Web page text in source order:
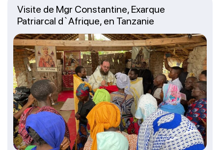
Visite de Mgr Constantine, Exarque
Patriarcal d`Afrique, en Tanzanie